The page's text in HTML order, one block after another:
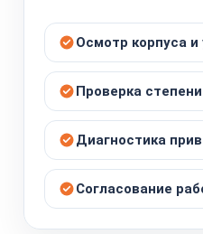
Осмотр корпуса и
Проверка
Диагностика
Согласование